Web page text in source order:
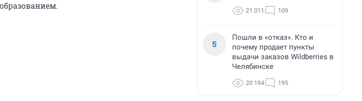
21 011 109
5
Пошли в «отказ». Кто и
почему продает пункты
выдачи заказов Wildberries в
Челябинске
20 194 195